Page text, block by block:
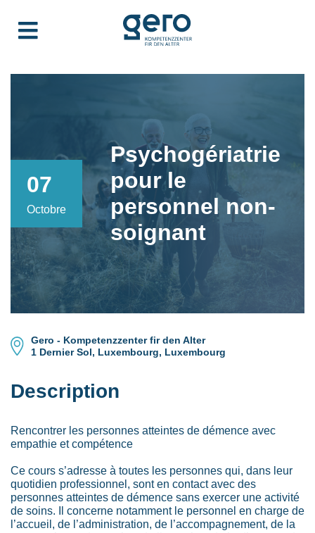
07
Octobre
Psychogériatrie
pour le
personnel non-
soignant
Gero - Kompetenzzenter fir den Alter
1 Dernier Sol, Luxembourg, Luxembourg
Description
Rencontrer les personnes atteintes de démence avec
empathie et compétence
Ce cours s’adresse à toutes les personnes qui, dans leur
quotidien professionnel, sont en contact avec des
personnes atteintes de démence sans exercer une activité
de soins. Il concerne notamment le personnel en charge de
l’accueil, de l’administration, de l’accompagnement, de la